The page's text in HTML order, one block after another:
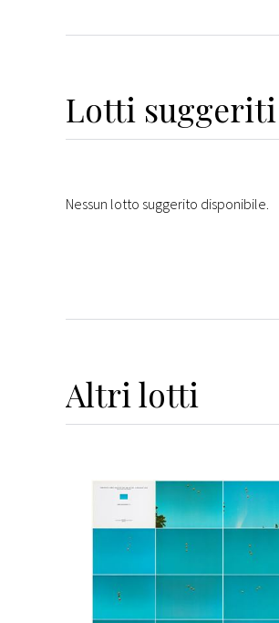
Lotti suggeriti
Nessun lotto suggerito disponibile.
Altri lotti